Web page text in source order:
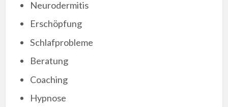
Neurodermitis
Erschöpfung
Schlafprobleme
Beratung
Coaching
Hypnose